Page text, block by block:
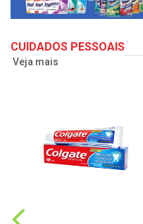
CUIDADOS PESSOAIS
Veja mais